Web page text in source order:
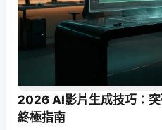
2026 AI影片生成技巧：
終極指南